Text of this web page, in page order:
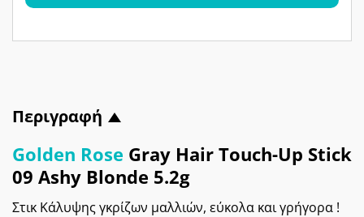
Περιγραφή
Golden Rose Gray Hair Touch-Up Stick
09 Ashy Blonde 5.2g
Στικ Κάλυψης γκρίζων μαλλιών, εύκολα και γρήγορα !